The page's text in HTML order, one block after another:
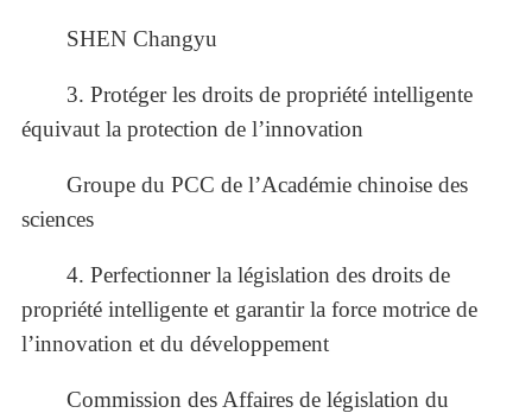
SHEN Changyu
3. Protéger les droits de propriété intelligente
équivaut la protection de l’innovation
Groupe du PCC de l’Académie chinoise des
sciences
4. Perfectionner la législation des droits de
propriété intelligente et garantir la force motrice de
l’innovation et du développement
Commission des Affaires de législation du